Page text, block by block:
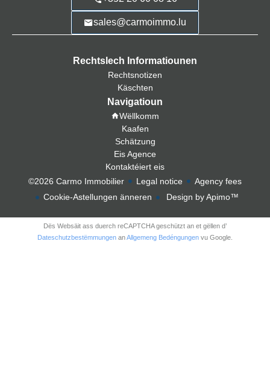
sales@carmoimmo.lu
Rechtslech Informatiounen
Rechtsnotizen
Käschten
Navigatioun
Wëllkomm
Kaafen
Schätzung
Eis Agence
Kontaktéiert eis
©2026 Carmo Immobilier
Legal notice
Agency fees
Cookie-Astellungen änneren
Design byApimo™
Dës Websäit ass duerch reCAPTCHA geschützt an et gëllen d’
Dateschutzbestëmmungen anAllgemeng Bedéngungen vu Google.